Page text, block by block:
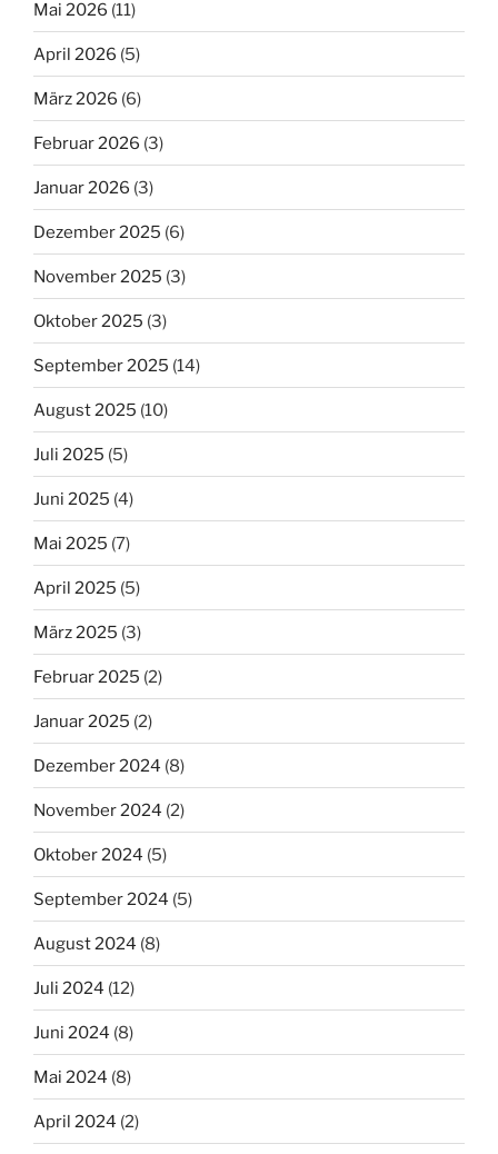
Mai 2026 (11)
April 2026 (5)
März 2026 (6)
Februar 2026 (3)
Januar 2026 (3)
Dezember 2025 (6)
November 2025 (3)
Oktober 2025 (3)
September 2025 (14)
August 2025 (10)
Juli 2025 (5)
Juni 2025 (4)
Mai 2025 (7)
April 2025 (5)
März 2025 (3)
Februar 2025 (2)
Januar 2025 (2)
Dezember 2024 (8)
November 2024 (2)
Oktober 2024 (5)
September 2024 (5)
August 2024 (8)
Juli 2024 (12)
Juni 2024 (8)
Mai 2024 (8)
April 2024 (2)